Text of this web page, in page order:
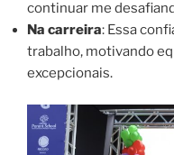
continuar me
Na carreira: Essa
trabalho, motivando
excepcionais.